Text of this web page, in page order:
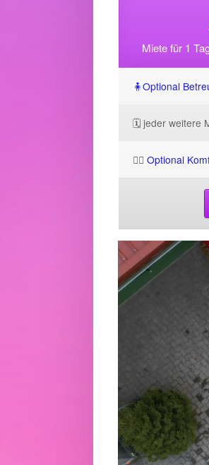
Miete für 1
🧍Optional
🗓️ jeder weitere
🧘‍♀️ Optional